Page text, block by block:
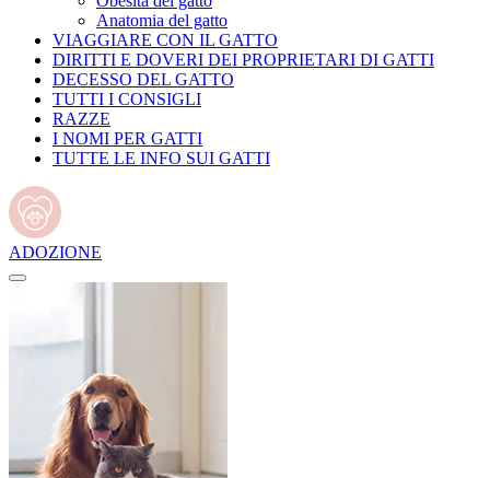
Anatomia del gatto
VIAGGIARE CON IL GATTO
DIRITTI E DOVERI DEI PROPRIETARI DI GATTI
DECESSO DEL GATTO
TUTTI I CONSIGLI
RAZZE
I NOMI PER GATTI
TUTTE LE INFO SUI GATTI
ADOZIONE